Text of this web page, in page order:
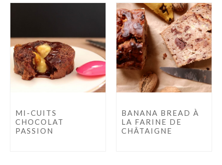
MI-CUITS
CHOCOLAT
PASSION
BANANA BREAD À
LA FARINE DE
CHÂTAIGNE